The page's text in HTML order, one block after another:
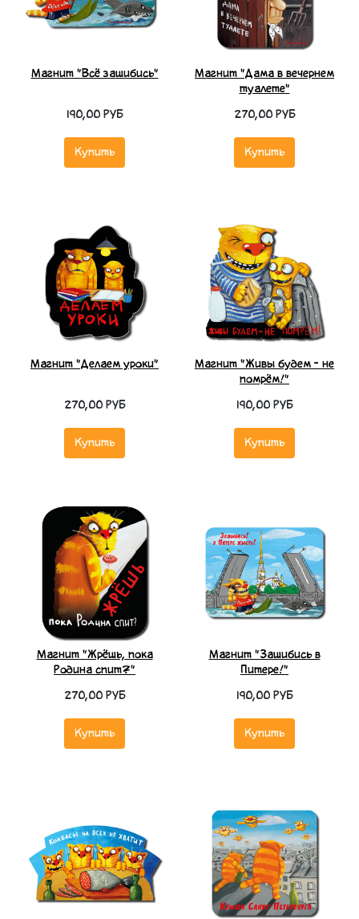
Магнит "Всё зашибись"
190,00 РУБ
Купить
Магнит "Дама в вечернем
туалете"
270,00 РУБ
Купить
Магнит "Делаем уроки"
270,00 РУБ
Купить
Магнит "Живы будем - не
помрём!"
190,00 РУБ
Купить
Магнит "Жрёшь, пока
Родина спит?"
270,00 РУБ
Купить
Магнит "Зашибись в
Питере!"
190,00 РУБ
Купить